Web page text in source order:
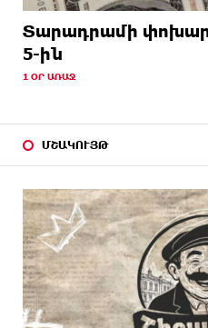
Տարադրամի
5-ին
1 ՕՐ ԱՌԱՋ
ՄՇԱԿՈՒՅԹ